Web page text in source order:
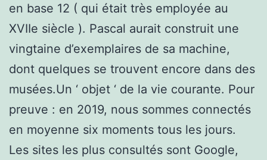
en base 12 ( qui était très employée au
XVIIe siècle ). Pascal aurait construit une
vingtaine d’exemplaires de sa machine,
dont quelques se trouvent encore dans des
musées.Un ‘ objet ‘ de la vie courante. Pour
preuve : en 2019, nous sommes connectés
en moyenne six moments tous les jours.
Les sites les plus consultés sont Google,